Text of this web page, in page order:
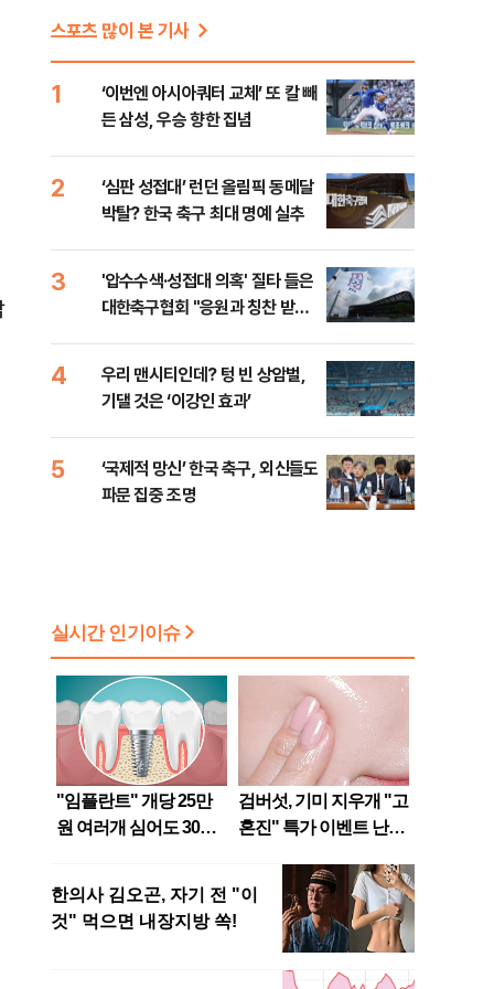
스포츠 많이 본 기사
1
‘이번엔 아시아쿼터 교체’ 또 칼 빼
든 삼성, 우승 향한 집념
2
‘심판 성접대’ 런던 올림픽 동메달
박탈? 한국 축구 최대 명예 실추
3
'압수수색·성접대 의혹' 질타 들은
대한축구협회 "응원과 칭찬 받을
4
우리 맨시티인데? 텅 빈 상암벌,
기댈 것은 ‘이강인 효과’
5
‘국제적 망신’ 한국 축구, 외신들도
파문 집중 조명